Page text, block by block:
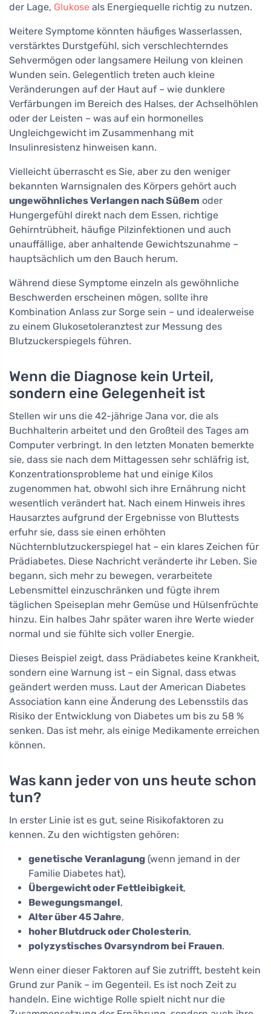
der Lage, Glukose als Energiequelle richtig zu nutzen.
Weitere Symptome könnten häufiges Wasserlassen,
verstärktes Durstgefühl, sich verschlechterndes
Sehvermögen oder langsamere Heilung von kleinen
Wunden sein. Gelegentlich treten auch kleine
Veränderungen auf der Haut auf – wie dunklere
Verfärbungen im Bereich des Halses, der Achselhöhlen
oder der Leisten – was auf ein hormonelles
Ungleichgewicht im Zusammenhang mit
Insulinresistenz hinweisen kann.
Vielleicht überrascht es Sie, aber zu den weniger
bekannten Warnsignalen des Körpers gehört auch
ungewöhnliches Verlangen nach Süßem oder
Hungergefühl direkt nach dem Essen, richtige
Gehirntrübheit, häufige Pilzinfektionen und auch
unauffällige, aber anhaltende Gewichtszunahme –
hauptsächlich um den Bauch herum.
Während diese Symptome einzeln als gewöhnliche
Beschwerden erscheinen mögen, sollte ihre
Kombination Anlass zur Sorge sein – und idealerweise
zu einem Glukosetoleranztest zur Messung des
Blutzuckerspiegels führen.
Wenn die Diagnose kein Urteil,
sondern eine Gelegenheit ist
Stellen wir uns die 42-jährige Jana vor, die als
Buchhalterin arbeitet und den Großteil des Tages am
Computer verbringt. In den letzten Monaten bemerkte
sie, dass sie nach dem Mittagessen sehr schläfrig ist,
Konzentrationsprobleme hat und einige Kilos
zugenommen hat, obwohl sich ihre Ernährung nicht
wesentlich verändert hat. Nach einem Hinweis ihres
Hausarztes aufgrund der Ergebnisse von Bluttests
erfuhr sie, dass sie einen erhöhten
Nüchternblutzuckerspiegel hat – ein klares Zeichen für
Prädiabetes. Diese Nachricht veränderte ihr Leben. Sie
begann, sich mehr zu bewegen, verarbeitete
Lebensmittel einzuschränken und fügte ihrem
täglichen Speiseplan mehr Gemüse und Hülsenfrüchte
hinzu. Ein halbes Jahr später waren ihre Werte wieder
normal und sie fühlte sich voller Energie.
Dieses Beispiel zeigt, dass Prädiabetes keine Krankheit,
sondern eine Warnung ist – ein Signal, dass etwas
geändert werden muss. Laut der American Diabetes
Association kann eine Änderung des Lebensstils das
Risiko der Entwicklung von Diabetes um bis zu 58 %
senken. Das ist mehr, als einige Medikamente erreichen
können.
Was kann jeder von uns heute schon
tun?
In erster Linie ist es gut, seine Risikofaktoren zu
kennen. Zu den wichtigsten gehören:
genetische Veranlagung (wenn jemand in der
Familie Diabetes hat),
Übergewicht oder Fettleibigkeit,
Bewegungsmangel,
Alter über 45 Jahre,
hoher Blutdruck oder Cholesterin,
polyzystisches Ovarsyndrom bei Frauen.
Wenn einer dieser Faktoren auf Sie zutrifft, besteht kein
Grund zur Panik – im Gegenteil. Es ist noch Zeit zu
handeln. Eine wichtige Rolle spielt nicht nur die